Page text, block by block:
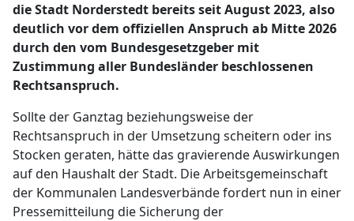
die Stadt Norderstedt bereits seit August 2023, also
deutlich vor dem offiziellen Anspruch ab Mitte 2026
durch den vom Bundesgesetzgeber mit
Zustimmung aller Bundesländer beschlossenen
Rechtsanspruch.
Sollte der Ganztag beziehungsweise der
Rechtsanspruch in der Umsetzung scheitern oder ins
Stocken geraten, hätte das gravierende Auswirkungen
auf den Haushalt der Stadt. Die Arbeitsgemeinschaft
der Kommunalen Landesverbände fordert nun in einer
Pressemitteilung die Sicherung der